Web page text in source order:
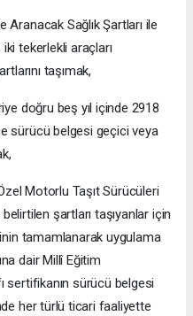
Aranacak Sağlık Şartları ile
tekerlekli araçları
taşımak,
doğru beş yıl içinde 2918
sürücü belgesi geçici veya
Motorlu Taşıt Sürücüleri
şartları taşıyanlar için
tamamlanarak uygulama
dair Millî Eğitim
sertifikanın sürücü belgesi
her türlü ticari faaliyette